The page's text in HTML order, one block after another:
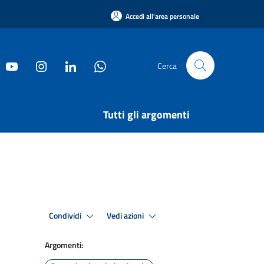
Accedi all'area personale
Cerca
Tutti gli argomenti
Condividi Vedi azioni
Argomenti: